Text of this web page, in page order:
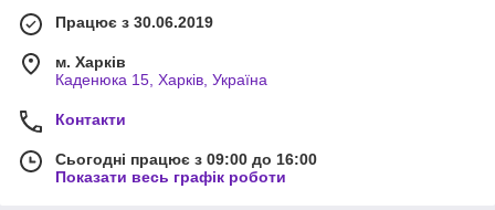
Працює з 30.06.2019
м. Харків
Каденюка 15, Харків, Україна
Контакти
Сьогодні працює з 09:00 до 16:00
Показати весь графік роботи